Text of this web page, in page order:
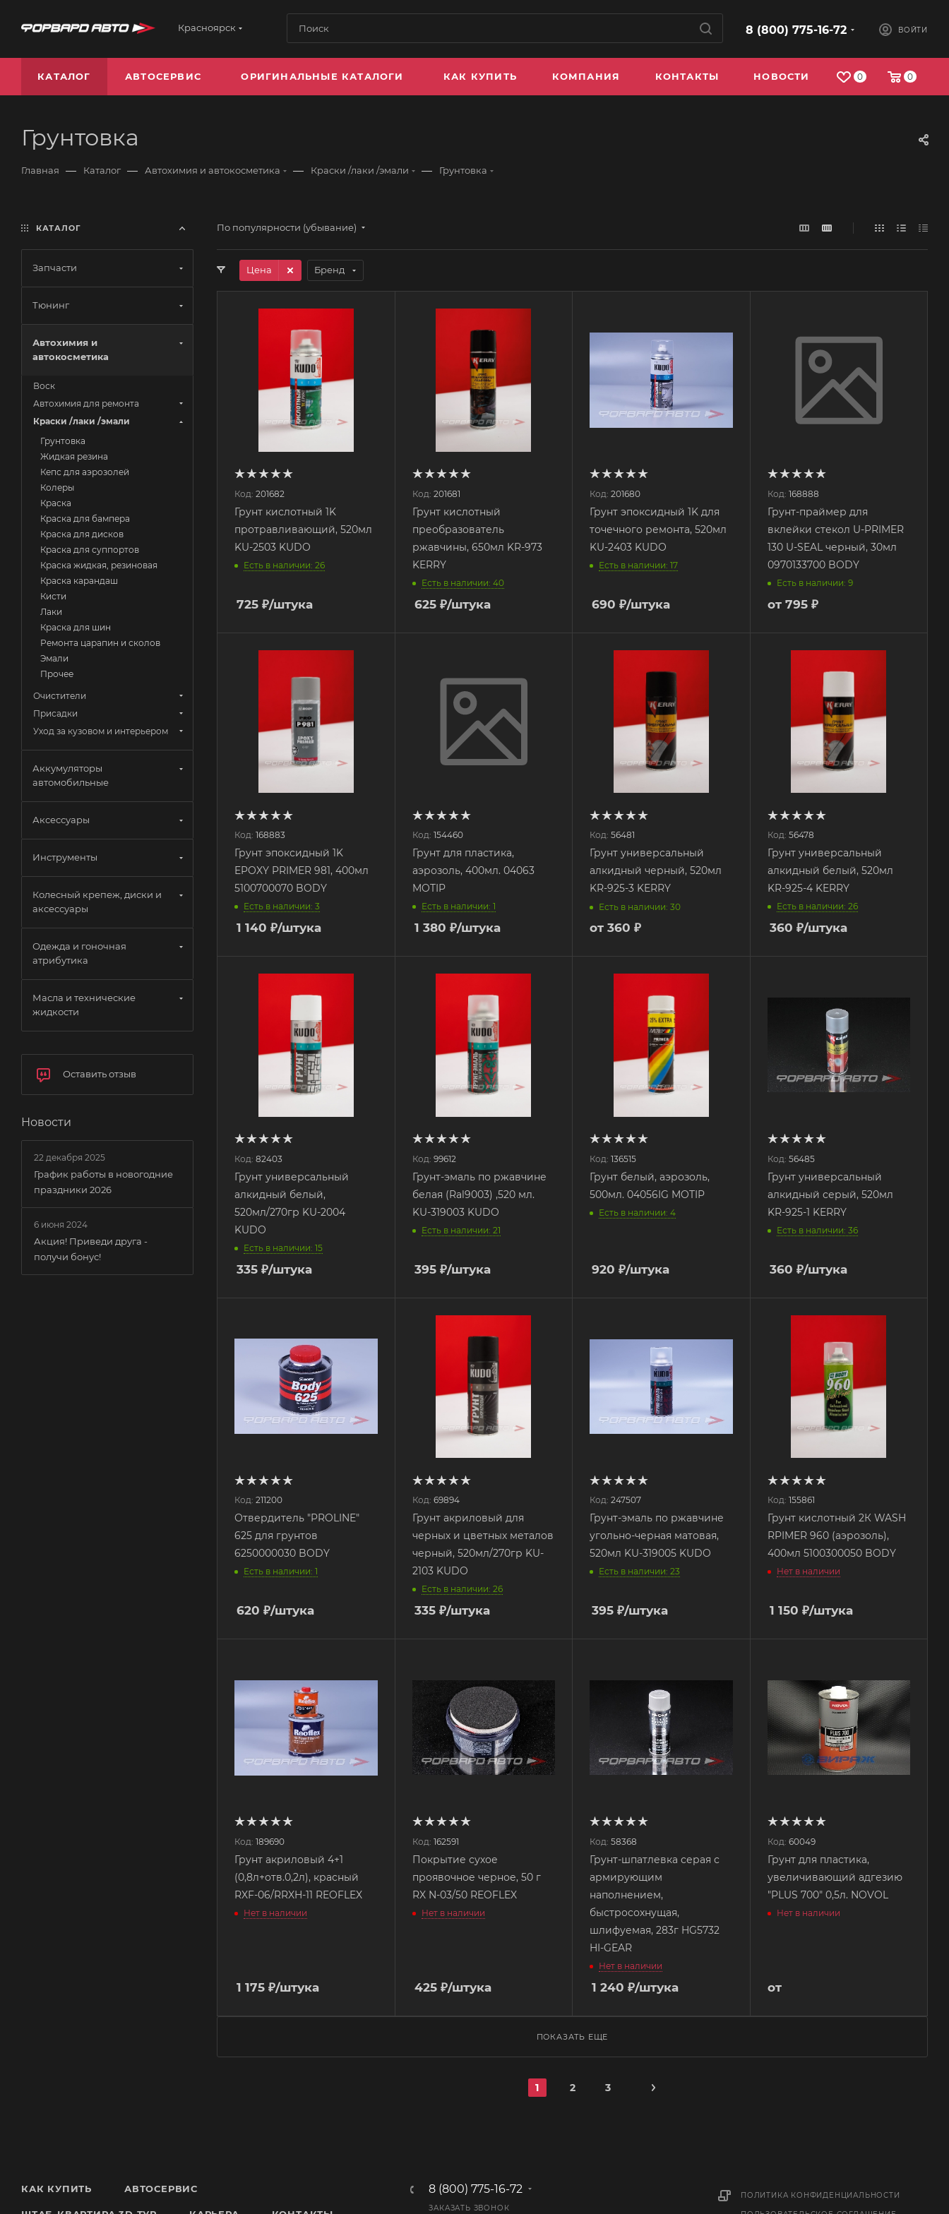
Красноярск 8 (800) 775-16-72 ВОЙТИ
0 0
КАТАЛОГ АВТОСЕРВИС ОРИГИНАЛЬНЫЕ КАТАЛОГИ КАК КУПИТЬ КОМПАНИЯ КОНТАКТЫ НОВОСТИ
Грунтовка
Главная — Каталог — Автохимия и автокосметика — Краски /лаки /эмали — Грунтовка
По популярности (убывание)
Цена Бренд
Код: 201682
Грунт кислотный 1K
протравливающий, 520мл
KU-2503 KUDO
Есть в наличии: 26
725 ₽/штука
Код: 201681
Грунт кислотный
преобразователь
ржавчины, 650мл KR-973
KERRY
Есть в наличии: 40
625₽/штука
Код: 201680
Грунт эпоксидный 1K для
точечного ремонта, 520мл
KU-2403 KUDO
Есть в наличии: 17
690 ₽/штука
Код: 168888
Грунт-праймер для
вклейки стекол U-PRIMER
130 U-SEAL черный, 30мл
0970133700 BODY
Есть в наличии: 9
от 795 ₽
Код: 168883
Грунт эпоксидный 1K
EPOXY PRIMER 981, 400мл
5100700070 BODY
Есть в наличии: 3
1 140 ₽/штука
Код: 154460
Грунт для пластика,
аэрозоль, 400мл. 04063
MOTIP
Есть в наличии: 1
1 380 ₽/штука
Код: 56481
Грунт универсальный
алкидный черный, 520мл
KR-925-3 KERRY
Есть в наличии: 30
от 360 ₽
Код: 56478
Грунт универсальный
алкидный белый, 520мл
KR-925-4 KERRY
Есть в наличии: 26
360 ₽/штука
Код: 82403
Грунт универсальный
алкидный белый,
520мл/270гр KU-2004
KUDO
Есть в наличии: 15
335 ₽/штука
Код: 99612
Грунт-эмаль по ржавчине
белая (Ral9003) ,520 мл.
KU-319003 KUDO
Есть в наличии: 21
395₽/штука
Код: 136515
Грунт белый, аэрозоль,
500мл. 04056IG MOTIP
Есть в наличии: 4
920 ₽/штука
Код: 56485
Грунт универсальный
алкидный серый, 520мл
KR-925-1 KERRY
Есть в наличии: 36
360 ₽/штука
Код: 211200
Отвердитель "PROLINE"
625 для грунтов
6250000030 BODY
Есть в наличии: 1
620 ₽/штука
Код: 69894
Грунт акриловый для
черных и цветных металов
черный, 520мл/270гр KU-
2103 KUDO
Есть в наличии: 26
335₽/штука
Код: 247507
Грунт-эмаль по ржавчине
угольно-черная матовая,
520мл KU-319005 KUDO
Есть в наличии: 23
395 ₽/штука
Код: 155861
Грунт кислотный 2К WASH
RPIMER 960 (аэрозоль),
400мл 5100300050 BODY
Нет в наличии
1 150 ₽/штука
Код: 189690
Грунт акриловый 4+1
(0,8л+отв.0,2л), красный
RXF-06/RRXH-11 REOFLEX
Нет в наличии
1 175 ₽/штука
Код: 162591
Покрытие сухое
проявочное черное, 50 г
RX N-03/50 REOFLEX
Нет в наличии
425₽/штука
Код: 58368
Грунт-шпатлевка серая с
армирующим
наполнением,
быстросохнущая,
шлифуемая, 283г HG5732
HI-GEAR
Нет в наличии
1 240 ₽/штука
Код: 60049
Грунт для пластика,
увеличивающий адгезию
"PLUS 700" 0,5л. NOVOL
Нет в наличии
от
ПОКАЗАТЬ ЕЩЕ
1 2 3
КАТАЛОГ
Запчасти
Тюнинг
Автохимия и
автокосметика
Воск
Автохимия для ремонта
Краски /лаки /эмали
Грунтовка
Жидкая резина
Кепс для аэрозолей
Колеры
Краска
Краска для бампера
Краска для дисков
Краска для суппортов
Краска жидкая, резиновая
Краска карандаш
Кисти
Лаки
Краска для шин
Ремонта царапин и сколов
Эмали
Прочее
Очистители
Присадки
Уход за кузовом и интерьером
Аккумуляторы
автомобильные
Аксессуары
Инструменты
Колесный крепеж, диски и
аксессуары
Одежда и гоночная
атрибутика
Масла и технические
жидкости
Оставить отзыв
Новости
22 декабря 2025
График работы в новогодние
праздники 2026
6 июня 2024
Акция! Приведи друга -
получи бонус!
КАК КУПИТЬ АВТОСЕРВИС 8 (800) 775-16-72
ЗАКАЗАТЬ ЗВОНОК
ПОЛИТИКА КОНФИДЕНЦИАЛЬНОСТИ